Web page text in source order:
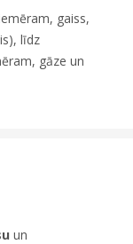
gaiss,
līdz
gāze un
un